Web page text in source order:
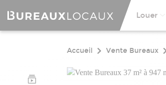
Louer
Accueil Vente Bureaux